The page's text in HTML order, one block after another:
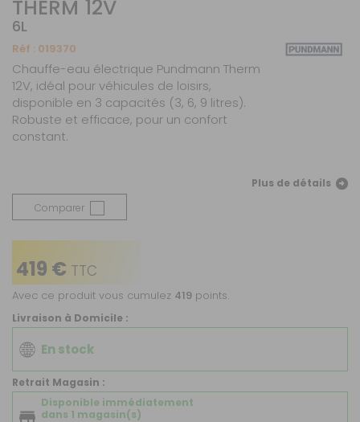
THERM 12V
6L
Réf : 019370
Chauffe-eau électrique Pundmann Therm
12V, idéal pour véhicules de loisirs,
disponible en 3 capacités (3, 6, 9 litres).
Robuste et efficace, pour un confort
constant.
Plus de détails
Comparer
419 € TTC
Avec ce produit vous cumulez 419 points.
Livraison à Domicile :
En stock
Retrait Magasin :
Disponible immédiatement
dans 1 magasin(s)